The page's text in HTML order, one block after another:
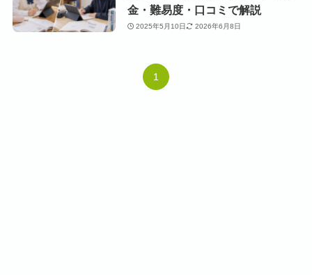
金・難易度・口コミで解説
2025年5月10日 2026年6月8日
1